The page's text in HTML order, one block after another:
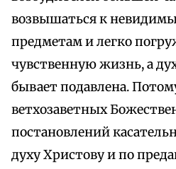
возвышаться к
предметам и легко
чувственную жизнь, а
бывает подавлена.
ветхозаветных
постановлений
духу Христову и по